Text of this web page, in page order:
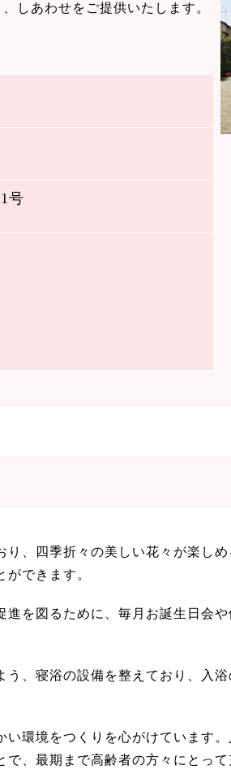
しあわせをご提供いたします。
号
、四季折々の美しい花々が楽し
できます。
を図るために、毎月お誕生日会
、寝浴の設備を整えており、入
環境をつくりを心がけています
、最期まで高齢者の方々にとっ